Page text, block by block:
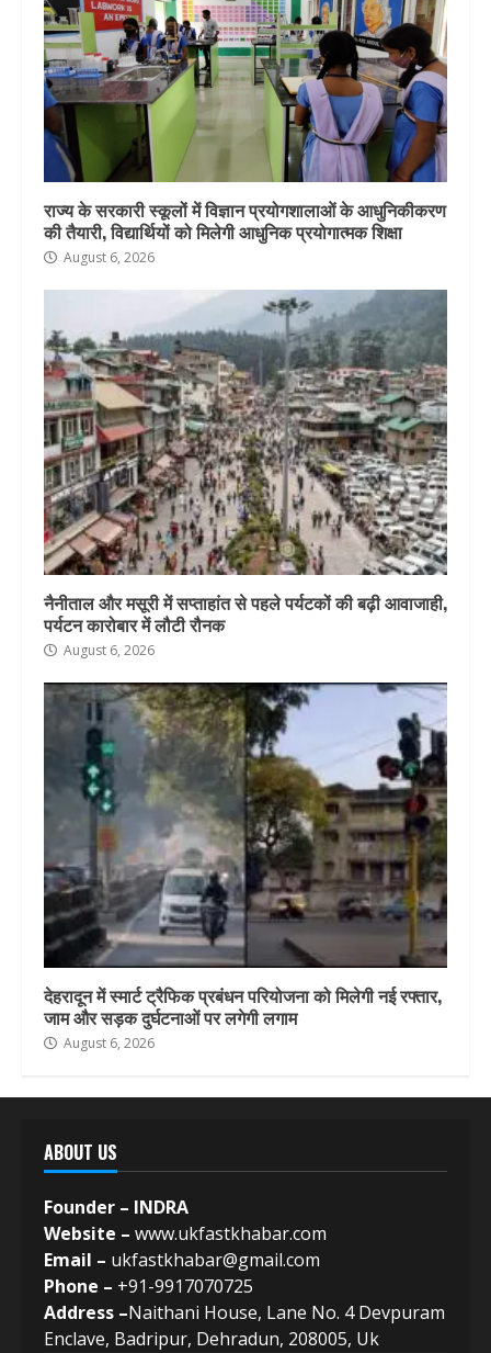
राज्य के सरकारी स्कूलों में विज्ञान प्रयोगशालाओं के आधुनिकीकरण
की तैयारी, विद्यार्थियों को मिलेगी आधुनिक प्रयोगात्मक शिक्षा
August 6, 2026
नैनीताल और मसूरी में सप्ताहांत से पहले पर्यटकों की बढ़ी आवाजाही,
पर्यटन कारोबार में लौटी रौनक
August 6, 2026
देहरादून में स्मार्ट ट्रैफिक प्रबंधन परियोजना को मिलेगी नई रफ्तार,
जाम और सड़क दुर्घटनाओं पर लगेगी लगाम
August 6, 2026
ABOUT US
Founder – INDRA
Website – www.ukfastkhabar.com
Email – ukfastkhabar@gmail.com
Phone – +91-9917070725
Address –Naithani House, Lane No. 4 Devpuram
Enclave, Badripur, Dehradun, 208005, Uk